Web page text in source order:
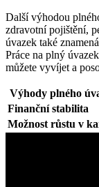
Další výhodou
zdravotní pojištění,
úvazek také
Práce na plný
můžete vyvíjet a
Výhody plného
Finanční stabilita
Možnost růstu v